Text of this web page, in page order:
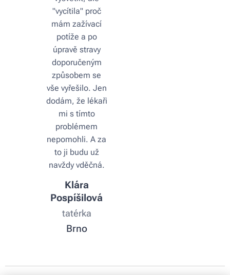
"vycítila" proč
mám zažívací
potíže a po
úpravě stravy
doporučeným
způsobem se
vše vyřešilo. Jen
dodám, že lékaři
mi s tímto
problémem
nepomohli. A za
to ji budu už
navždy vděčná.
Klára
Pospíšilová
tatérka
Brno